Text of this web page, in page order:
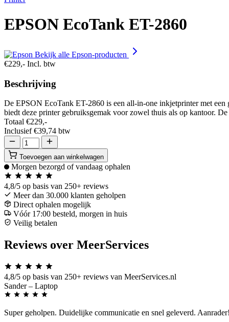
EPSON EcoTank ET-2860
Bekijk alle Epson-producten
€229,- Incl. btw
Beschrijving
De EPSON EcoTank ET-2860 is een all-in-one inkjetprinter met
biedt deze printer gebruiksgemak voor zowel thuis als op kantoor.
Totaal €229,-
Inclusief€39,74 btw
Toevoegen aan winkelwagen
Morgen bezorgd of vandaag ophalen
4,8/5 op basis van 250+ reviews
Meer dan 30.000 klanten geholpen
Direct ophalen mogelijk
Vóór 17:00 besteld, morgen in huis
Veilig betalen
Reviews over MeerServices
4,8/5 op basis van 250+ reviews van MeerServices.nl
Sander – Laptop
Super geholpen. Duidelijke communicatie en snel geleverd. Aanrader!